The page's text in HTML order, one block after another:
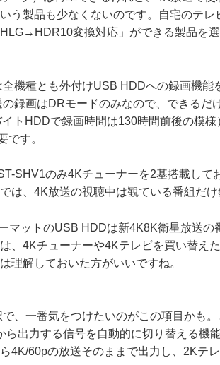
う製品も少なくないのです。自宅のテ
変換対応」ができる製品を選
機種とも外付けUSB HDDへの録画機能
録画はDRモードのみなので、できるだ
トHDDで録画時間は130時間前後の模
です。
SHV1のみ4Kチューナーを2基搭載して
は、4K放送の視聴中は観ている番組だけ
マットのUSB HDDは新4K8K衛星放送の
、4Kチューナーや4Kテレビを買い替え
理解しておいた方がいいですね。
、一番気をつけたいのがこの項目かも
ら出力する信号を自動的に切り替える機
4K/60pの放送そのままで出力し、2Kテ